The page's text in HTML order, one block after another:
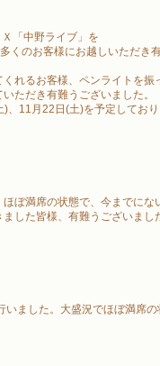
「中野ライブ」を
くのお客様にお越しいただき
れるお客様、ペンライトを振
ただき有難うございました。
、11月22日(土)を予定してお
ぼ満席の状態で、今までにな
した皆様、有難うございまし
ました。大盛況でほぼ満席の